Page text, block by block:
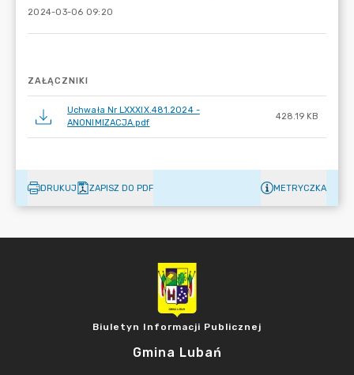
2024-03-06 09:20
ZAŁĄCZNIKI
Uchwała Nr LXXXIX.481.2024 -
ANONIMIZACJA.pdf
428.19 KB
DRUKUJ ZAPISZ DO PDF METRYCZKA
Biuletyn Informacji Publicznej
Gmina Lubań